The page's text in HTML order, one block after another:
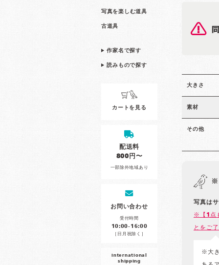
写真を楽しむ道具
古道具
作家名で探す
読みもので探す
カートを見る
配送料
800円〜
一部除外地域あり
お問い合わせ
受付時間
10:00-16:00
［日月祝除く］
international
shipping
大きさ
素材
その他
※
写真は
※【1点
とをご
※大